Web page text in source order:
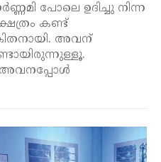
പോലെ ഉദിച്ചു നിന്ന
കണ്ട്
അവന്
അവനപ്പോൾ